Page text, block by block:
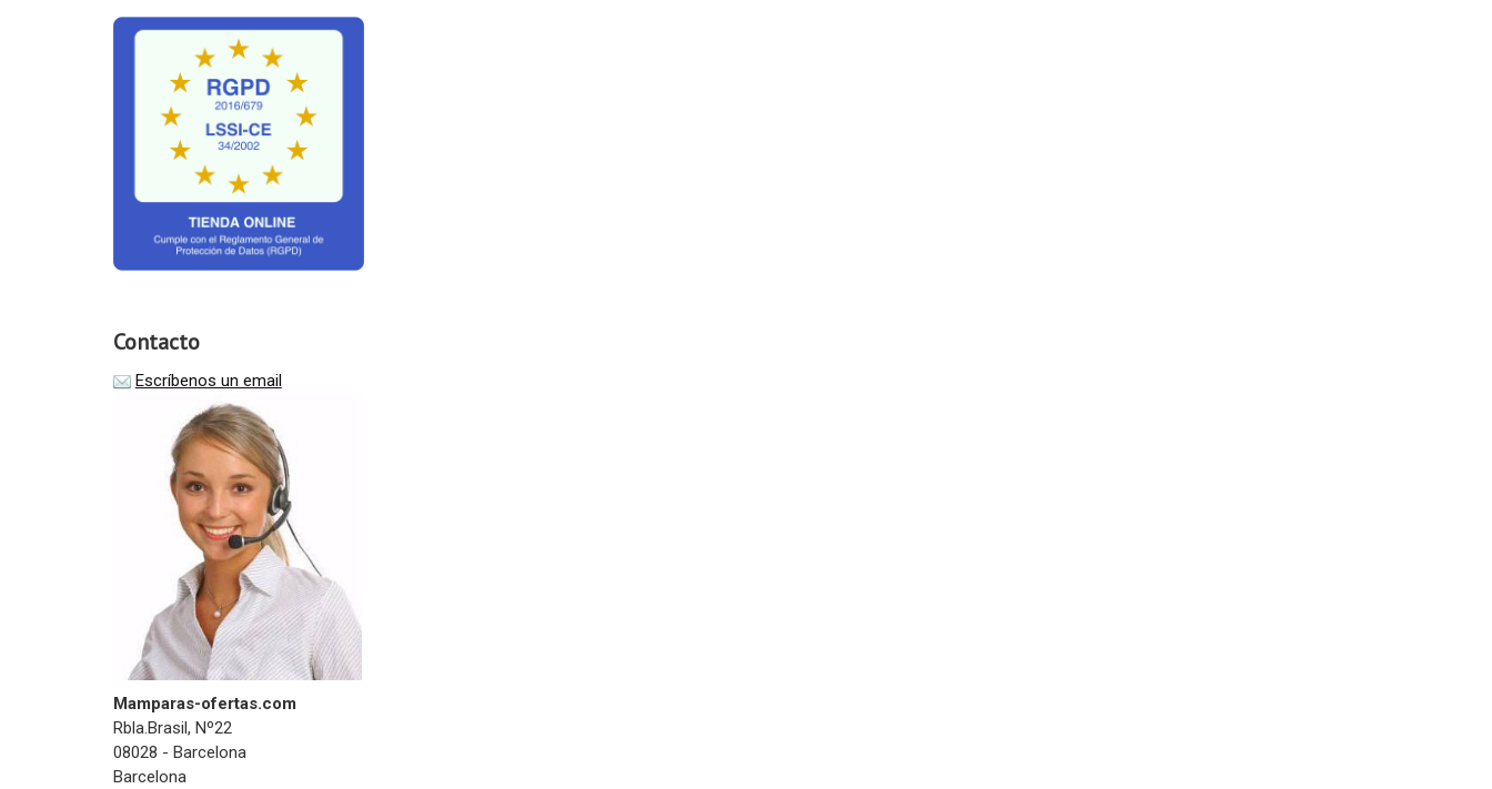
Contacto
Escríbenos un email
Mamparas-ofertas.com
Rbla.Brasil, Nº22
08028 - Barcelona
Barcelona